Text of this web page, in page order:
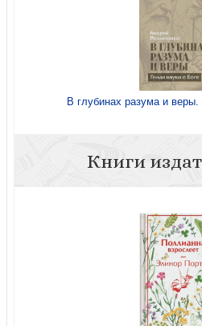
В глубинах разума и веры.
Книги